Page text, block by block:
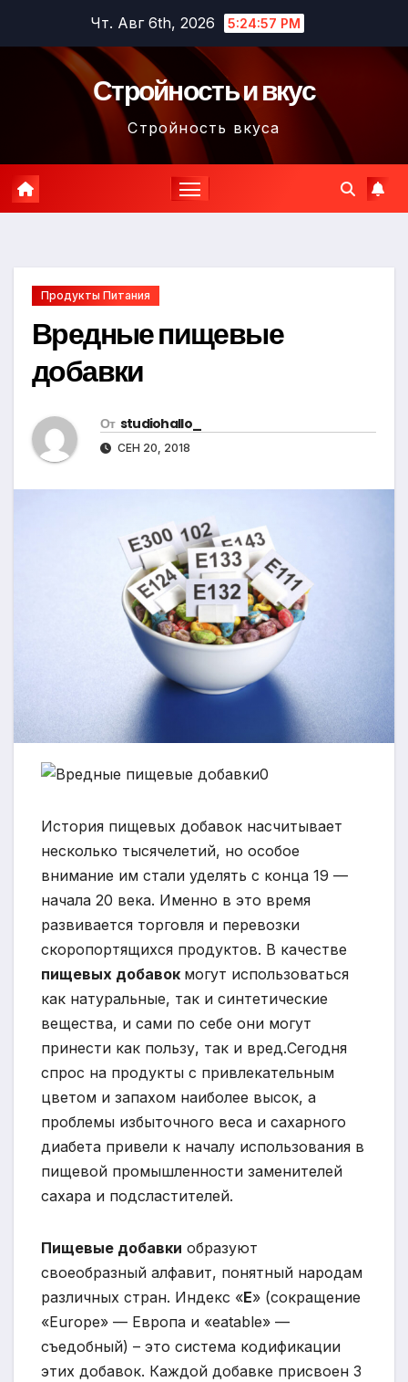
содержимому
Чт. Авг 6th, 2026 5:24:58 PM
Стройность и вкус
Стройность вкуса
Продукты Питания
Вредные пищевые
добавки
От studiohallo_
СЕН 20, 2018
История пищевых добавок насчитывает
несколько тысячелетий, но особое
внимание им стали уделять с конца 19 —
начала 20 века. Именно в это время
развивается торговля и перевозки
скоропортящихся продуктов. В качестве
пищевых добавок могут использоваться
как натуральные, так и синтетические
вещества, и сами по себе они могут
принести как пользу, так и вред.Сегодня
спрос на продукты с привлекательным
цветом и запахом наиболее высок, а
проблемы избыточного веса и сахарного
диабета привели к началу использования в
пищевой промышленности заменителей
сахара и подсластителей.
Пищевые добавки образуют
своеобразный алфавит, понятный народам
различных стран. Индекс «Е» (сокращение
«Europe» — Европа и «eatable» —
съедобный) – это система кодификации
этих добавок. Каждой добавке присвоен 3